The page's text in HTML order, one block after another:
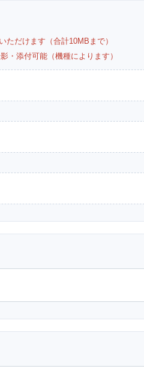
だけます（合計10MBまで）
・添付可能（機種によります）